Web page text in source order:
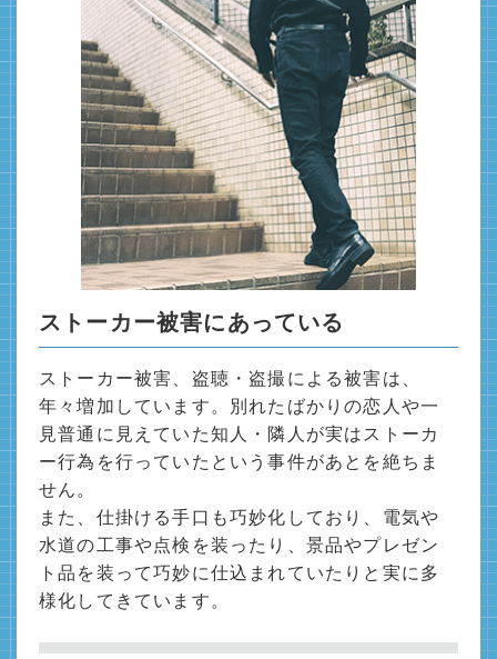
ストーカー被害にあっている
ストーカー被害、盗聴・盗撮による被害は、
年々増加しています。別れたばかりの恋人や一
見普通に見えていた知人・隣人が実はストーカ
ー行為を行っていたという事件があとを絶ちま
せん。
また、仕掛ける手口も巧妙化しており、電気や
水道の工事や点検を装ったり、景品やプレゼン
ト品を装って巧妙に仕込まれていたりと実に多
様化してきています。